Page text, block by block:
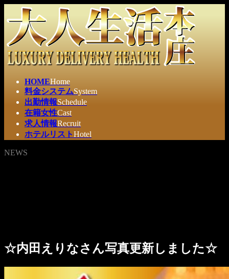
ン
ン
ツ
へ
ビ
ー
シ
ョ
HOMEHome
料金システムSystem
出勤情報Schedule
在籍女性Cast
求人情報Recruit
ホテルリストHotel
NEWS
☆内田えりなさん写真更新しました☆